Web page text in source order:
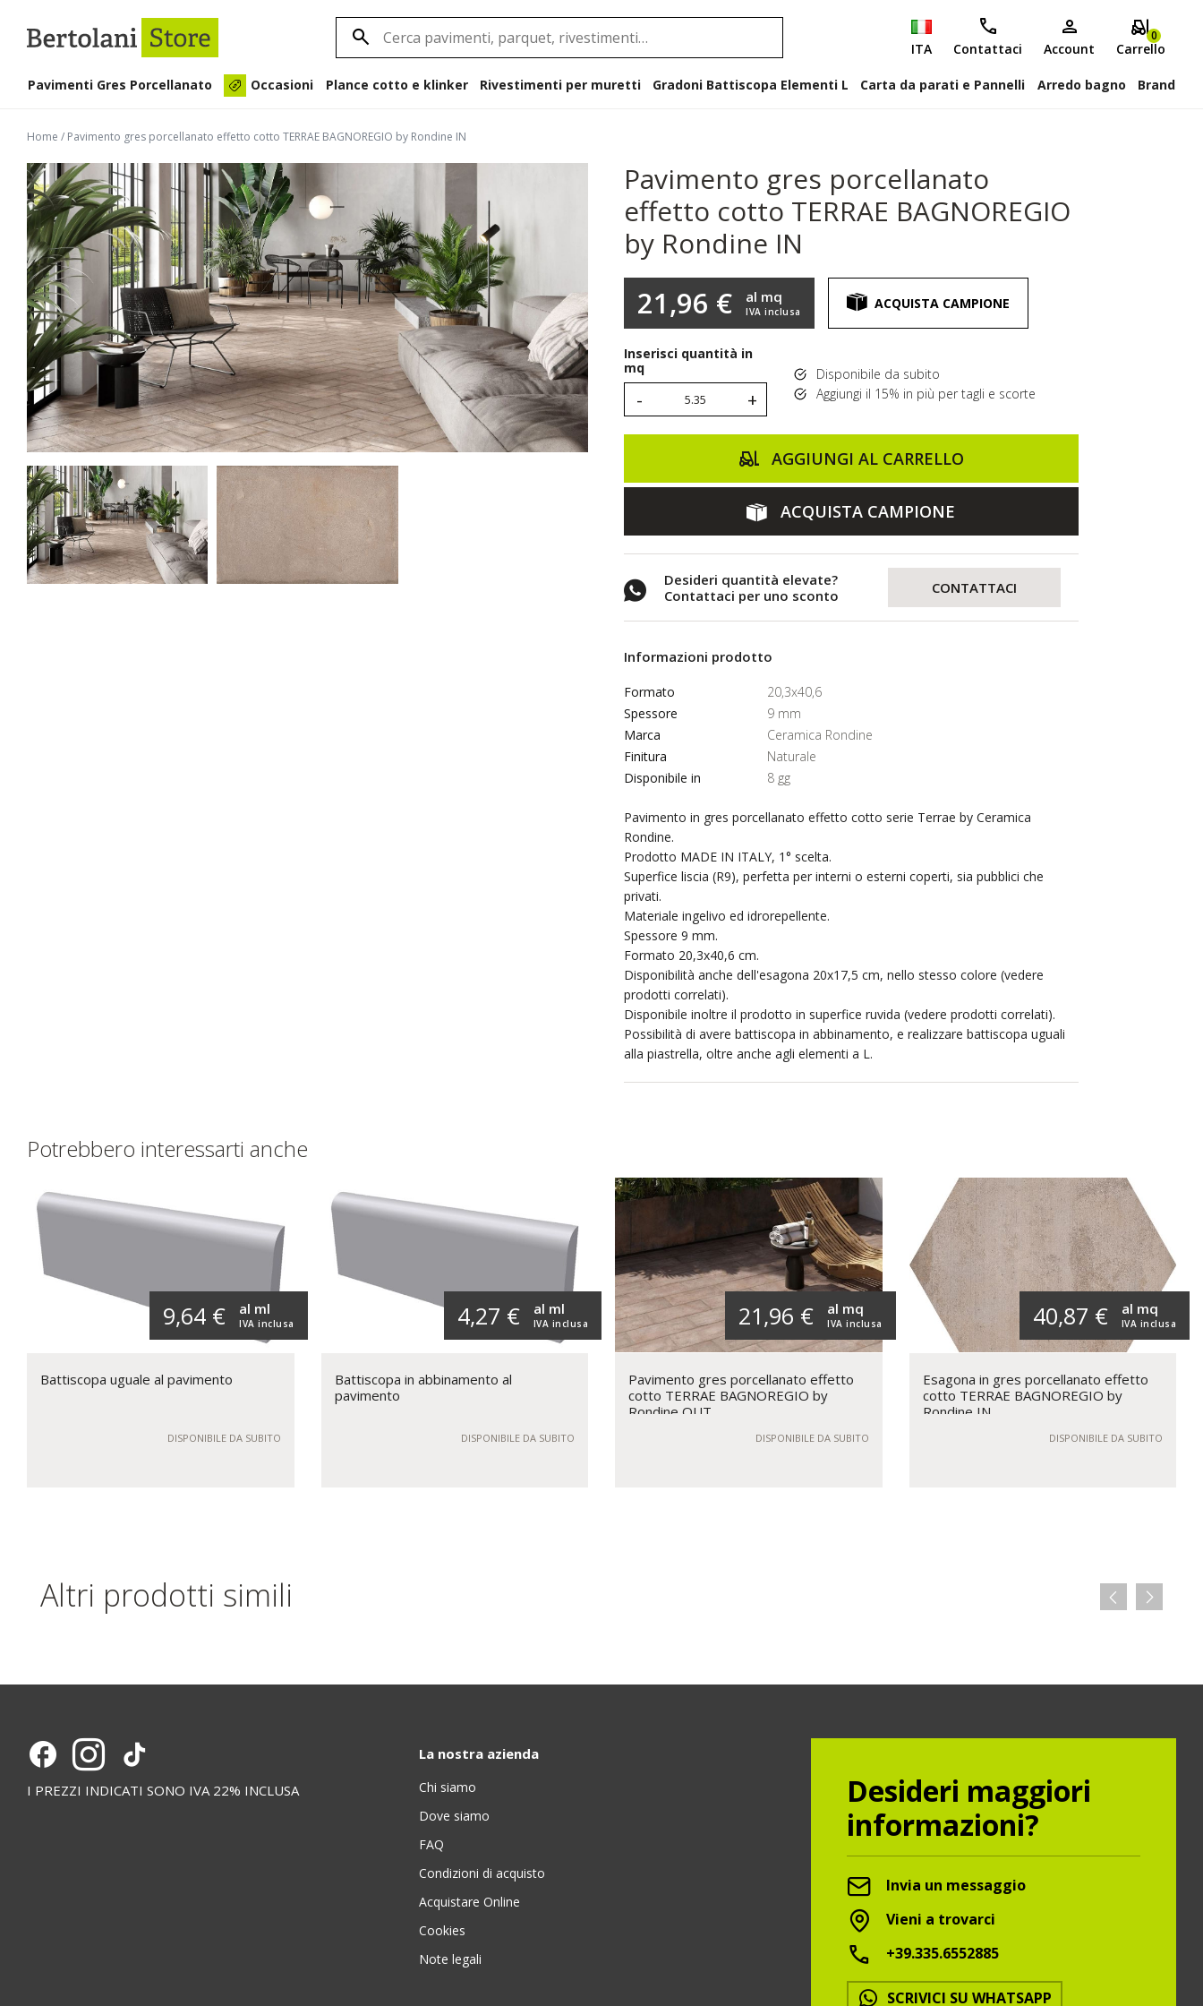
ITA Contattaci Account
0
Carrello
Pavimenti Gres Porcellanato Occasioni Plance cotto e klinker Rivestimenti per muretti Gradoni Battiscopa Elementi L Carta da parati e Pannelli Arredo bagno Brand
Home / Pavimento gres porcellanato effetto cotto TERRAE BAGNOREGIO by Rondine IN
Pavimento gres porcellanato
effetto cotto TERRAE BAGNOREGIO
by Rondine IN
21,96 € IVA inclusa
al mq ACQUISTA CAMPIONE
Inserisci quantità in
mq
- +
Disponibile da subito
Aggiungi il 15% in più per tagli e scorte
AGGIUNGI AL CARRELLO
ACQUISTA CAMPIONE
Desideri quantità elevate?
Contattaci per uno sconto
CONTATTACI
Informazioni prodotto
Formato
20,3x40,6
Spessore
9 mm
Marca
Ceramica Rondine
Finitura
Naturale
Disponibile in
8 gg
Pavimento in gres porcellanato effetto cotto serie Terrae by Ceramica
Rondine.
Prodotto MADE IN ITALY, 1° scelta.
Superfice liscia (R9), perfetta per interni o esterni coperti, sia pubblici che
privati.
Materiale ingelivo ed idrorepellente.
Spessore 9 mm.
Formato 20,3x40,6 cm.
Disponibilità anche dell'esagona 20x17,5 cm, nello stesso colore (vedere
prodotti correlati).
Disponibile inoltre il prodotto in superfice ruvida (vedere prodotti correlati).
Possibilità di avere battiscopa in abbinamento, e realizzare battiscopa uguali
alla piastrella, oltre anche agli elementi a L.
Potrebbero interessarti anche
9,64 € IVA inclusa
al ml
Battiscopa uguale al pavimento
DISPONIBILE DA SUBITO
4,27 € IVA inclusa
al ml
Battiscopa in abbinamento al
pavimento
DISPONIBILE DA SUBITO
21,96 € IVA inclusa
al mq
Pavimento gres porcellanato effetto
cotto TERRAE BAGNOREGIO by
Rondine OUT
DISPONIBILE DA SUBITO
40,87 € IVA inclusa
al mq
Esagona in gres porcellanato effetto
cotto TERRAE BAGNOREGIO by
Rondine IN
DISPONIBILE DA SUBITO
Altri prodotti simili
I PREZZI INDICATI SONO IVA 22% INCLUSA
La nostra azienda
Chi siamo
Dove siamo
FAQ
Condizioni di acquisto
Acquistare Online
Cookies
Note legali
Desideri maggiori
informazioni?
Invia un messaggio
Vieni a trovarci
+39.335.6552885
SCRIVICI SU WHATSAPP